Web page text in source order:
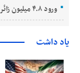
ورود ۴.۸ میلیون زائر اربعین حسینی به عراق
یاد داشت